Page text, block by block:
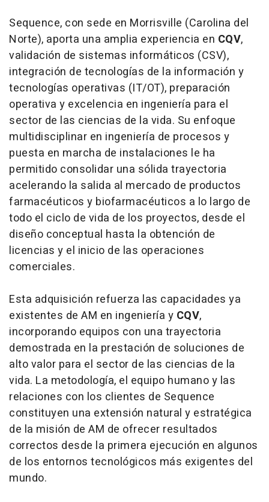
Sequence, con sede en Morrisville (Carolina del
Norte), aporta una amplia experiencia en CQV,
validación de sistemas informáticos (CSV),
integración de tecnologías de la información y
tecnologías operativas (IT/OT), preparación
operativa y excelencia en ingeniería para el
sector de las ciencias de la vida. Su enfoque
multidisciplinar en ingeniería de procesos y
puesta en marcha de instalaciones le ha
permitido consolidar una sólida trayectoria
acelerando la salida al mercado de productos
farmacéuticos y biofarmacéuticos a lo largo de
todo el ciclo de vida de los proyectos, desde el
diseño conceptual hasta la obtención de
licencias y el inicio de las operaciones
comerciales.
Esta adquisición refuerza las capacidades ya
existentes de AM en ingeniería y CQV,
incorporando equipos con una trayectoria
demostrada en la prestación de soluciones de
alto valor para el sector de las ciencias de la
vida. La metodología, el equipo humano y las
relaciones con los clientes de Sequence
constituyen una extensión natural y estratégica
de la misión de AM de ofrecer resultados
correctos desde la primera ejecución en algunos
de los entornos tecnológicos más exigentes del
mundo.